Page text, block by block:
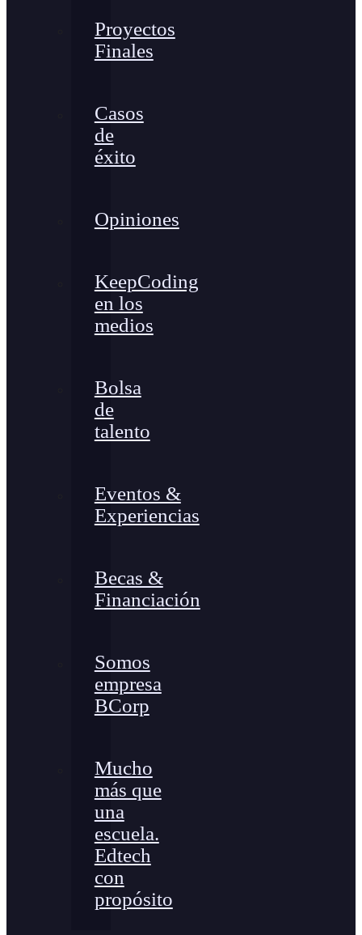
Proyectos
Finales
Casos
de
éxito
Opiniones
KeepCoding
en los
medios
Bolsa
de
talento
Eventos &
Experiencias
Becas &
Financiación
Somos
empresa
BCorp
Mucho
más que
una
escuela.
Edtech
con
propósito